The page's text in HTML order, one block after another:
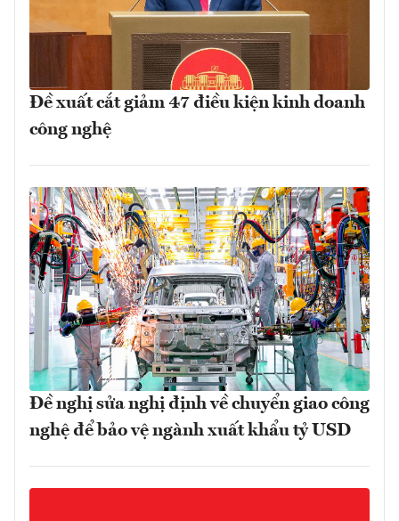
Đề xuất cắt giảm 47 điều kiện kinh doanh
công nghệ
Đề nghị sửa nghị định về chuyển giao công
nghệ để bảo vệ ngành xuất khẩu tỷ USD